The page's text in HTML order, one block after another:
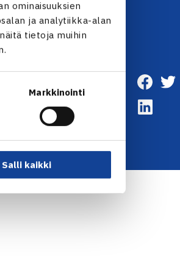
ominaisuuksien
ja analytiikka-alan
tietoja muihin
Markkinointi
Salli kaikki